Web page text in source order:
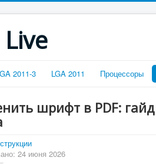
2011-3 LGA 2011 Процессоры
шрифт в PDF:
24 июня 2026